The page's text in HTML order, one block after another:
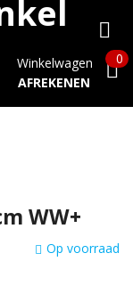
Winkelwagen
AFREKENEN
0
WW+
Op voorraad